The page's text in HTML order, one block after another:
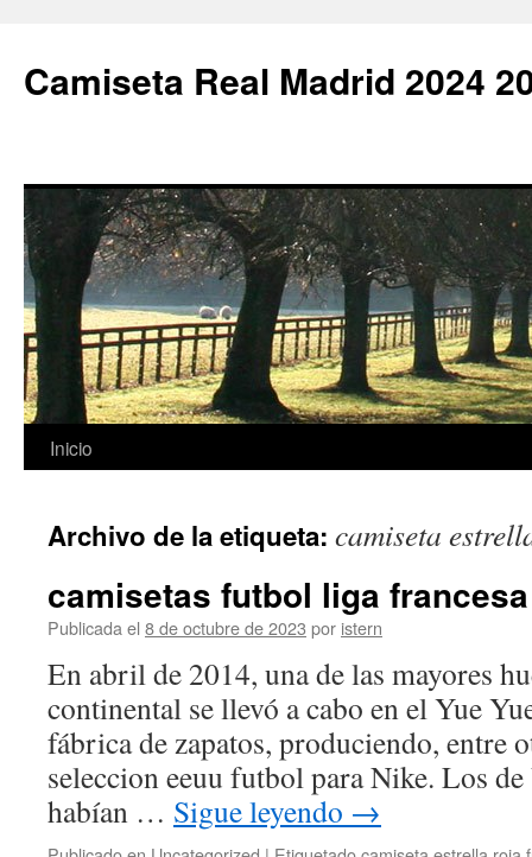
Camiseta Real Madrid 2024
Saltar
contenido
Inicio
Archivo de la etiqueta: camiseta
camisetas futbol liga francesa
Publicada el 8 de octubre de 2023 por istern
En abril de 2014, una de las mayores
continental se llevó a cabo en el Yue
fábrica de zapatos, produciendo, entre
seleccion eeuu futbol para Nike. Los de
habían … Sigue leyendo →